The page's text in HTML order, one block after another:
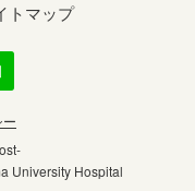
トマップ
University Hospital